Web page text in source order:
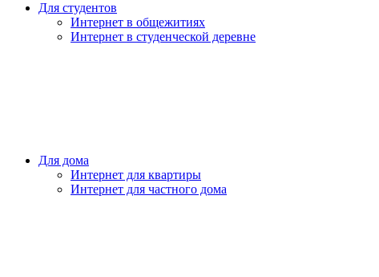
Для студентов
Интернет в общежитиях
Интернет в студенческой деревне
Для дома
Интернет для квартиры
Интернет для частного дома